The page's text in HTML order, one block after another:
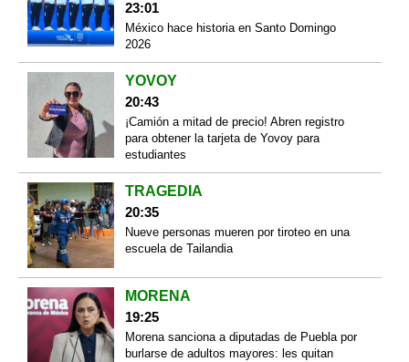
23:01
México hace historia en Santo Domingo
2026
YOVOY
20:43
¡Camión a mitad de precio! Abren registro
para obtener la tarjeta de Yovoy para
estudiantes
TRAGEDIA
20:35
Nueve personas mueren por tiroteo en una
escuela de Tailandia
MORENA
19:25
Morena sanciona a diputadas de Puebla por
burlarse de adultos mayores: les quitan